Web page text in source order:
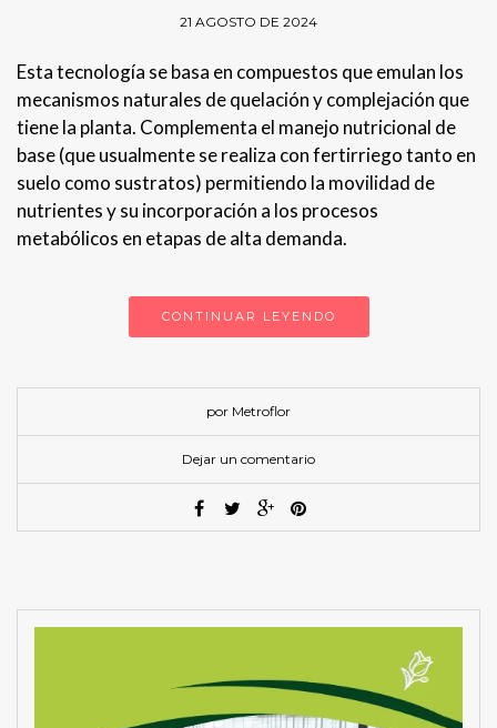
21 AGOSTO DE 2024
Esta tecnología se basa en compuestos que emulan los
mecanismos naturales de quelación y complejación que
tiene la planta. Complementa el manejo nutricional de
base (que usualmente se realiza con fertirriego tanto en
suelo como sustratos) permitiendo la movilidad de
nutrientes y su incorporación a los procesos
metabólicos en etapas de alta demanda.
CONTINUAR LEYENDO
por Metroflor
Dejar un comentario